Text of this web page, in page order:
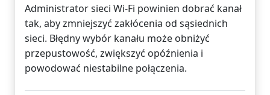
Administrator sieci Wi-Fi powinien dobrać kanał
tak, aby zmniejszyć zakłócenia od sąsiednich
sieci. Błędny wybór kanału może obniżyć
przepustowość, zwiększyć opóźnienia i
powodować niestabilne połączenia.